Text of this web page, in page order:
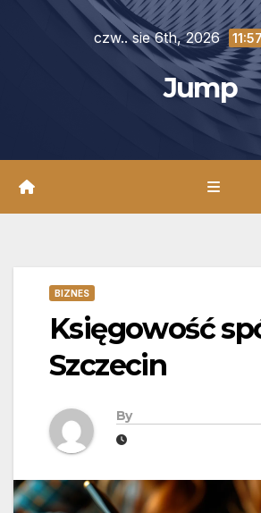
czw.. sie 6th, 2026
Jump
BIZNES
Księgowość
Szczecin
By